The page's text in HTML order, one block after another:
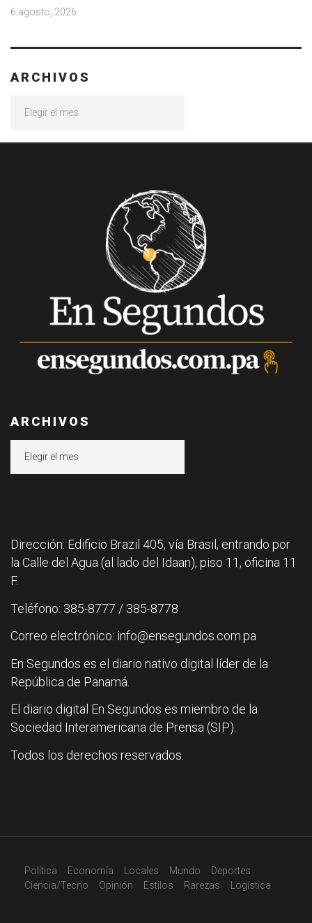
6 agosto, 2026
ARCHIVOS
ARCHIVOS
Dirección: Edificio Brazil 405, vía Brasil, entrando por
la Calle del Agua (al lado del Idaan), piso 11, oficina 11
F.
Teléfono: 385-8777 / 385-8778
Correo electrónico: info@ensegundos.com.pa
En Segundos es el diario nativo digital líder de la
República de Panamá.
El diario digital En Segundos es miembro de la
Sociedad Interamericana de Prensa (SIP).
Todos los derechos reservados.
Política Economía Locales Mundo
Deportes
Ciencia/Tecno
Opinión Estilos Rarezas Logística